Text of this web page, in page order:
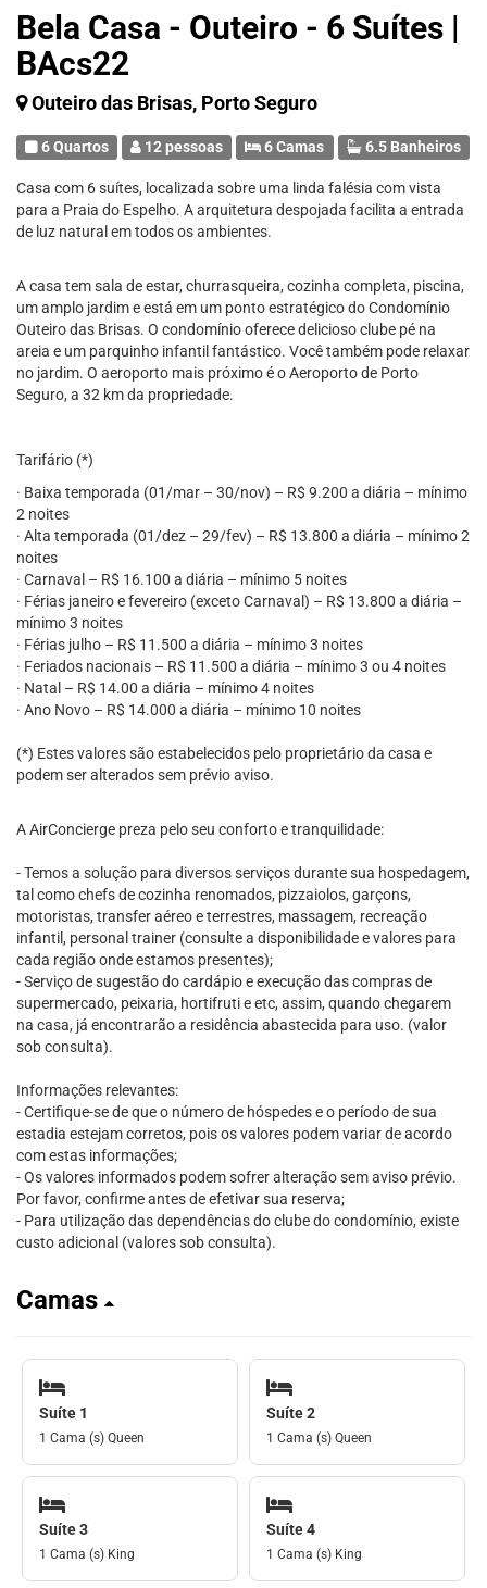
Bela Casa - Outeiro - 6 Suítes |
BAcs22
Outeiro das Brisas, Porto Seguro
6 Quartos 12 pessoas 6 Camas 6.5 Banheiros
Casa com 6 suítes, localizada sobre uma linda falésia com vista
para a Praia do Espelho. A arquitetura despojada facilita a entrada
de luz natural em todos os ambientes.
A casa tem sala de estar, churrasqueira, cozinha completa, piscina,
um amplo jardim e está em um ponto estratégico do Condomínio
Outeiro das Brisas. O condomínio oferece delicioso clube pé na
areia e um parquinho infantil fantástico. Você também pode relaxar
no jardim. O aeroporto mais próximo é o Aeroporto de Porto
Seguro, a 32 km da propriedade.
Tarifário (*)
· Baixa temporada (01/mar – 30/nov) – R$ 9.200 a diária – mínimo
2 noites
· Alta temporada (01/dez – 29/fev) – R$ 13.800 a diária – mínimo 2
noites
· Carnaval – R$ 16.100 a diária – mínimo 5 noites
· Férias janeiro e fevereiro (exceto Carnaval) – R$ 13.800 a diária –
mínimo 3 noites
· Férias julho – R$ 11.500 a diária – mínimo 3 noites
· Feriados nacionais – R$ 11.500 a diária – mínimo 3 ou 4 noites
· Natal – R$ 14.00 a diária – mínimo 4 noites
· Ano Novo – R$ 14.000 a diária – mínimo 10 noites
(*) Estes valores são estabelecidos pelo proprietário da casa e
podem ser alterados sem prévio aviso.
A AirConcierge preza pelo seu conforto e tranquilidade:
- Temos a solução para diversos serviços durante sua hospedagem,
tal como chefs de cozinha renomados, pizzaiolos, garçons,
motoristas, transfer aéreo e terrestres, massagem, recreação
infantil, personal trainer (consulte a disponibilidade e valores para
cada região onde estamos presentes);
- Serviço de sugestão do cardápio e execução das compras de
supermercado, peixaria, hortifruti e etc, assim, quando chegarem
na casa, já encontrarão a residência abastecida para uso. (valor
sob consulta).
Informações relevantes:
- Certifique-se de que o número de hóspedes e o período de sua
estadia estejam corretos, pois os valores podem variar de acordo
com estas informações;
- Os valores informados podem sofrer alteração sem aviso prévio.
Por favor, confirme antes de efetivar sua reserva;
- Para utilização das dependências do clube do condomínio, existe
custo adicional (valores sob consulta).
Camas
Suíte 1
1 Cama (s) Queen
Suíte 2
1 Cama (s) Queen
Suíte 3
1 Cama (s) King
Suíte 4
1 Cama (s) King